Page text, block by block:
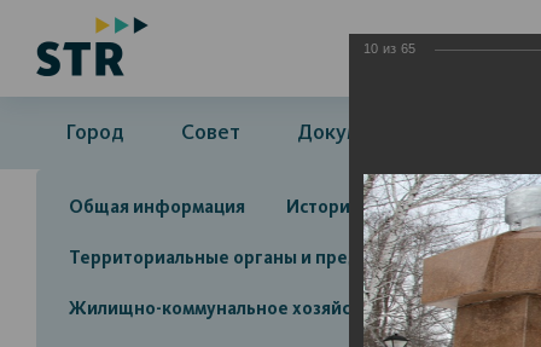
Город Совет Документы
Общая информация История Объекты
Территориальные органы и представительства
Жилищно-коммунальное хозяйство
10 из 65